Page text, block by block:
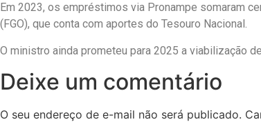
Em 2023, os empréstimos via Pronampe somaram
(FGO), que conta com aportes do Tesouro Nacional.
O ministro ainda prometeu para 2025 a viabilização
Deixe um comentário
O seu endereço de e-mail não será publicado.